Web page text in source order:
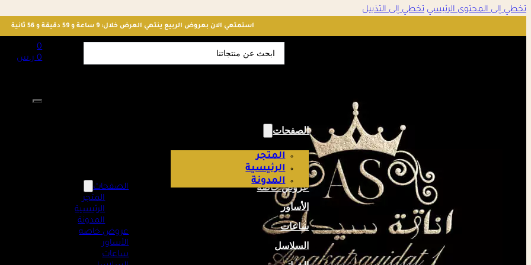
تخطي إلى المحتوى الرئيسي تخطي إلى التذييل
استمتعي الان بعروض الربيع ينتهي العرض خلال: 9 ساعة و 59 دقيقة و 55 ثانية
0
0 ر.س
الصفحات
المتجر
الرئيسية
المدونة
عروض خاصه
الأساور
ساعات
السلاسل
الصفحات
المتجر
الرئيسية
المدونة
عروض خاصه
الأساور
ساعات